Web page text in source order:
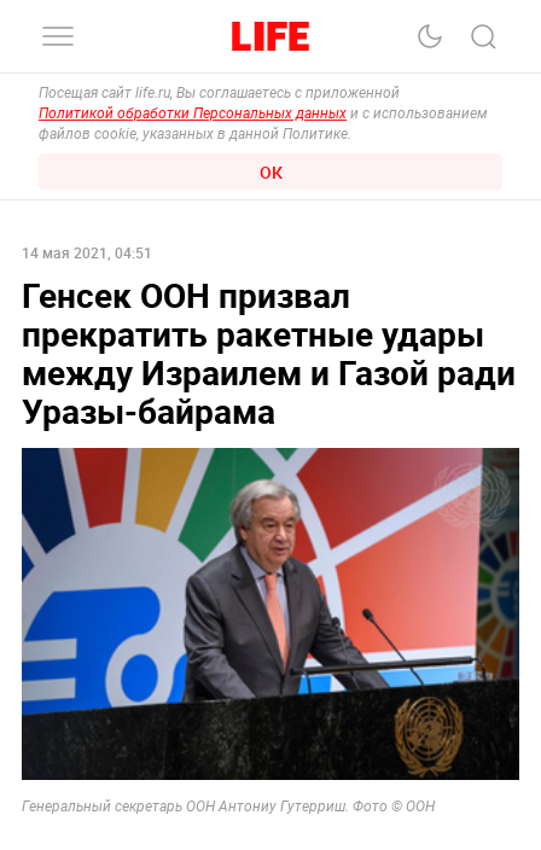
Посещая сайт life.ru, Вы соглашаетесь с приложенной
Политикой обработки Персональных данных и с использованием
файлов cookie, указанных в данной Политике.
ОК
14 мая 2021, 04:51
Генсек ООН призвал
прекратить ракетные удары
между Израилем и Газой ради
Уразы-байрама
Генеральный секретарь ООН Антониу Гутерриш. Фото © ООН